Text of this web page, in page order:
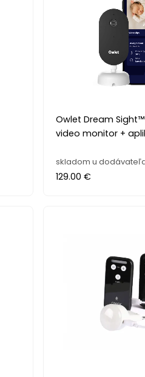
Owlet Dream
video monitor +
skladom u
129.00 €